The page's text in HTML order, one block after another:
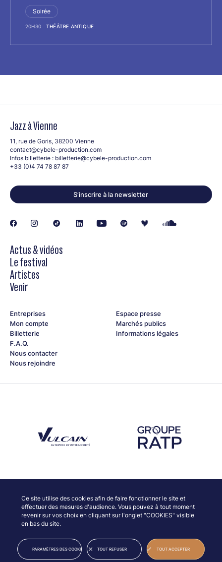
Ce site utilise des cookies afin de faire fonctionner le site et
effectuer des mesures d'audience. Vous pouvez à tout moment
revenir sur vos choix en cliquant sur l'onglet "COOKIES" visible
en bas du site.
PARAMÈTRES DES COOKIES TOUT REFUSER TOUT ACCEPTER
Soirée
20H30 THÉÂTRE ANTIQUE
Jazz à Vienne
11, rue de Goris, 38200 Vienne
contact@cybele-production.com
Infos billetterie : billetterie@cybele-production.com
+33 (0)4 74 78 87 87
S’inscrire à la newsletter
Actus & vidéos
Le festival
Artistes
Venir
Entreprises
Mon compte
Billetterie
F.A.Q.
Nous contacter
Nous rejoindre
Espace presse
Marchés publics
Informations légales
© JAZZ À VIENNE
INFORMATIONS LÉGALES
CRÉDITS